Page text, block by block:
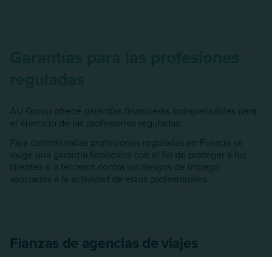
AU Group ofrece garantías financieras indispensables para
el ejercicio de las profesiones reguladas.
Para determinadas profesiones reguladas en Francia se
exige una garantía financiera con el fin de proteger a los
clientes o a terceros contra los riesgos de impago
asociados a la actividad de estos profesionales.
Fianzas de agencias de viajes